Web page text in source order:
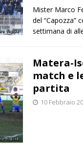
Mister Marco
del “Capozza”
settimana di
Matera-
match e
partita
10 Febbraio